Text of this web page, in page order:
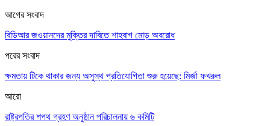
আগের সংবাদ
বিডিআর জওয়ানদের মুক্তির দাবিতে শাহবাগ মোড় অবরোধ
পরের সংবাদ
ক্ষমতায় টিকে থাকার জন্য অসুস্থ প্রতিযোগিতা শুরু হয়েছে: মির্জা ফখরুল
আরো
রাষ্ট্রপতির শপথ গ্রহণ অনুষ্ঠান পরিচালনায় ৬ কমিটি